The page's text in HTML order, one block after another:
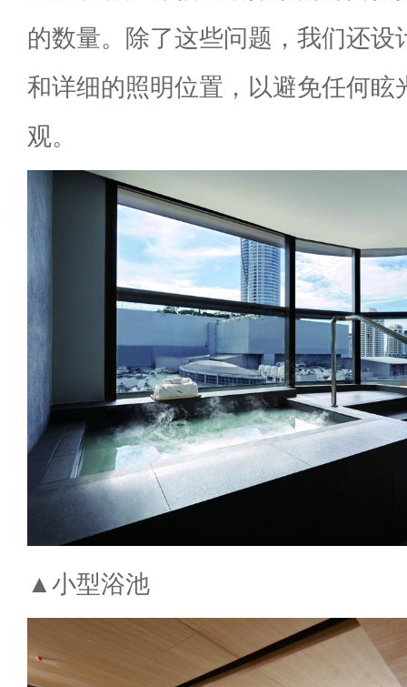
的数量。除了这些问题，我们还设
和详细的照明位置，以避免任何眩
观。
▲小型浴池